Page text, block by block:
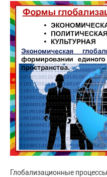
Глобализационные